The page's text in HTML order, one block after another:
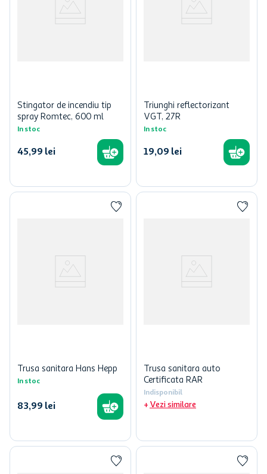
Stingator de incendiu tip
spray Romtec, 600 ml
In stoc
45,99 lei
Triunghi reflectorizant
VGT, 27R
In stoc
19,09 lei
Trusa sanitara Hans Hepp
In stoc
83,99 lei
Trusa sanitara auto
Certificata RAR
Indisponibil
Vezi similare